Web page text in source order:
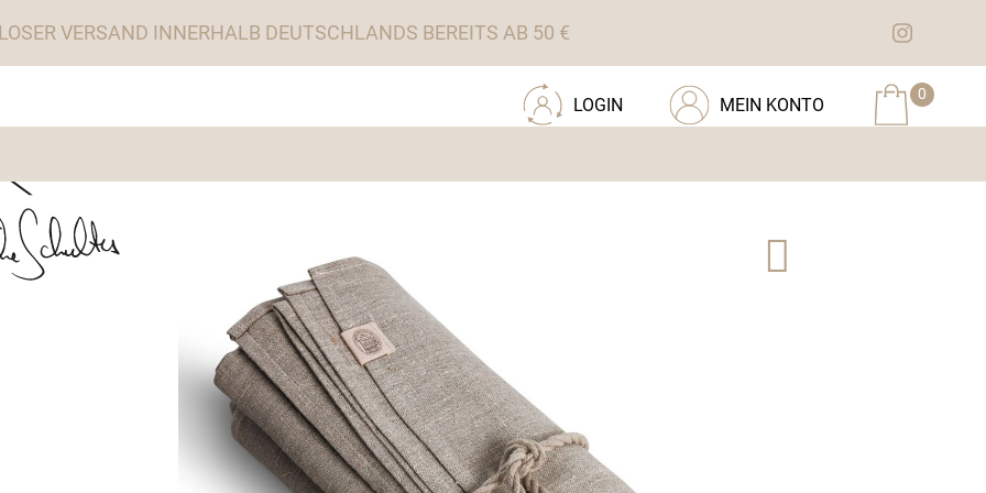
VERSAND INNERHALB DEUTSCHLANDS BEREITS AB 50 €
0
MEIN KONTO
LOGIN